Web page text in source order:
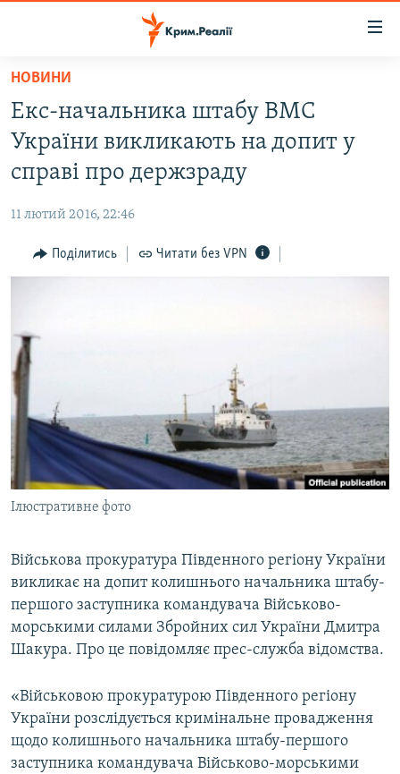
Перейти
основного
матеріалу
Перейти
до
основної
Перейти
до
ВІДЕО ТА ФОТО
БЛОГИ
ПОГЛЯД
СПЕЦПРОЕКТИ
ВІДЕОУРОКИ «ELIFBE»
СВІДЧЕННЯ ОКУПАЦІЇ
УКРАЇНСЬКА ПРОБЛЕМА КРИМУ
ІНФОГРАФІКА
Русский
Qırımtatar
ДОЛУЧАЙСЯ!
НОВИНИ
Екс-начальника штабу ВМС
України викликають на допит у
справі про держзраду
11 лютий 2016, 22:46
Поділитись Читати без VPN
Ілюстративне фото
Військова прокуратура Південного регіону України
викликає на допит колишнього начальника штабу-
першого заступника командувача Військово-
морськими силами Збройних сил України Дмитра
Шакура. Про це повідомляє прес-служба відомства.
«Військовою прокуратурою Південного регіону
України розслідується кримінальне провадження
щодо колишнього начальника штабу-першого
заступника командувача Військово-морськими